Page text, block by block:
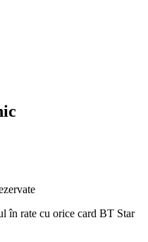
în rate cu orice card BT Star